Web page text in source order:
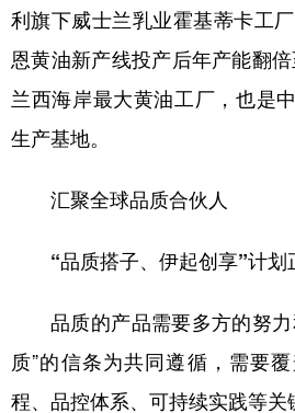
利旗下威士兰乳业霍基蒂卡工
恩黄油新产线投产后年产能翻
兰西海岸最大黄油工厂，也是
生产基地。
汇聚全球品质合伙人
“品质搭子、伊起创享”计划
品质的产品需要多方的努
质”的信条为共同遵循，需要
程、品控体系、可持续实践等关